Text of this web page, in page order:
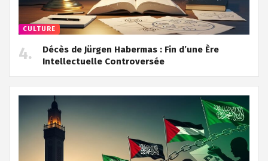
CULTURE
Décès de Jürgen Habermas : Fin d’une Ère
Intellectuelle Controversée